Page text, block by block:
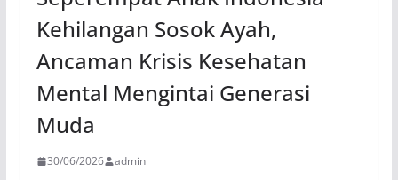
Kehilangan Sosok Ayah,
Ancaman Krisis Kesehatan
Mental Mengintai Generasi
Muda
30/06/2026 admin